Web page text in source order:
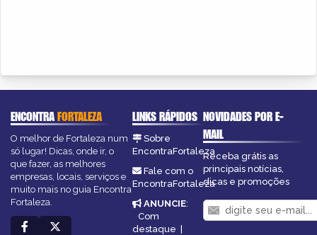
ENCONTRAFORTALEZA
O melhor de Fortaleza num
só lugar! Dicas, onde ir, o
que fazer, as melhores
empresas, locais, serviços e
muito mais no guia Encontra
Fortaleza.
LINKS RÁPIDOS
Sobre
EncontraFortaleza
Fale com o
EncontraFortaleza
ANUNCIE:
Com
destaque |
NOVIDADES POR E-
MAIL
Receba grátis as
principais notícias,
dicas e promoções